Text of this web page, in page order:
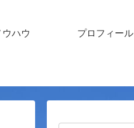
ハウ プロフィール